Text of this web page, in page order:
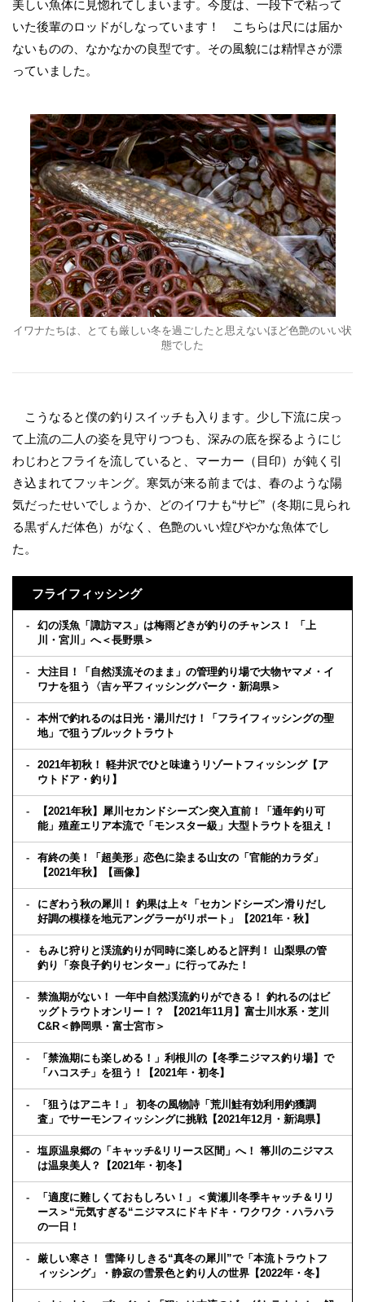
美しい魚体に見惚れてしまいます。今度は、一段下で粘って
いた後輩のロッドがしなっています！ こちらは尺には届か
ないものの、なかなかの良型です。その風貌には精悍さが漂
っていました。
イワナたちは、とても厳しい冬を過ごしたと思えないほど色艶のいい状
態でした
こうなると僕の釣りスイッチも入ります。少し下流に戻っ
て上流の二人の姿を見守りつつも、深みの底を探るようにじ
わじわとフライを流していると、マーカー（目印）が鈍く引
き込まれてフッキング。寒気が来る前までは、春のような陽
気だったせいでしょうか、どのイワナも“サビ”（冬期に見られ
る黒ずんだ体色）がなく、色艶のいい煌びやかな魚体でし
た。
フライフィッシング
幻の渓魚「諏訪マス」は梅雨どきが釣りのチャンス！ 「上
川・宮川」へ＜長野県＞
大注目！「自然渓流そのまま」の管理釣り場で大物ヤマメ・イ
ワナを狙う〈吉ヶ平フィッシングパーク・新潟県＞
本州で釣れるのは日光・湯川だけ！「フライフィッシングの聖
地」で狙うブルックトラウト
2021年初秋！ 軽井沢でひと味違うリゾートフィッシング【ア
ウトドア・釣り】
【2021年秋】犀川セカンドシーズン突入直前！「通年釣り可
能」殖産エリア本流で「モンスター級」大型トラウトを狙え！
有終の美！「超美形」恋色に染まる山女の「官能的カラダ」
【2021年秋】【画像】
にぎわう秋の犀川！ 釣果は上々「セカンドシーズン滑りだし
好調の模様を地元アングラーがリポート」【2021年・秋】
もみじ狩りと渓流釣りが同時に楽しめると評判！ 山梨県の管
釣り「奈良子釣りセンター」に行ってみた！
禁漁期がない！ 一年中自然渓流釣りができる！ 釣れるのはビ
ッグトラウトオンリー！？ 【2021年11月】富士川水系・芝川
C&R＜静岡県・富士宮市＞
「禁漁期にも楽しめる！」利根川の【冬季ニジマス釣り場】で
「ハコスチ」を狙う！【2021年・初冬】
「狙うはアニキ！」 初冬の風物詩「荒川鮭有効利用釣獲調
査」でサーモンフィッシングに挑戦【2021年12月・新潟県】
塩原温泉郷の「キャッチ&リリース区間」へ！ 箒川のニジマス
は温泉美人？【2021年・初冬】
「適度に難しくておもしろい！」＜黄瀬川冬季キャッチ＆リリ
ース＞“元気すぎる“ニジマスにドキドキ・ワクワク・ハラハラ
の一日！
厳しい寒さ！ 雪降りしきる“真冬の犀川”で「本流トラウトフ
ィッシング」・静寂の雪景色と釣り人の世界【2022年・冬】